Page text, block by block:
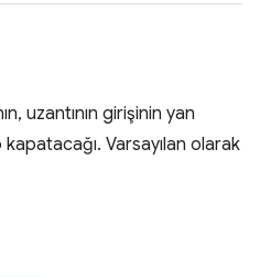
uzantının girişinin yan
Varsayılan olarak